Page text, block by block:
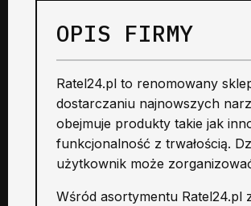
OPIS FIRMY
Ratel24.pl to renomowany
dostarczaniu najnowszych
obejmuje produkty takie jak
funkcjonalność z trwałością.
użytkownik może
Wśród asortymentu Ratel24.pl